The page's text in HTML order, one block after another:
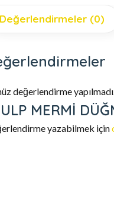
Değerlendirmeler (0)
değerlendirme
MERMİ
yazabilmek için